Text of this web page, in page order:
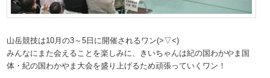
山岳競技は10月の3～5日に開催されるワン(>▽<)
みんなにまた会えることを楽しみに、きいちゃんは紀の国わかやま国
体・紀の国わかやま大会を盛り上げるため頑張っていくワン！